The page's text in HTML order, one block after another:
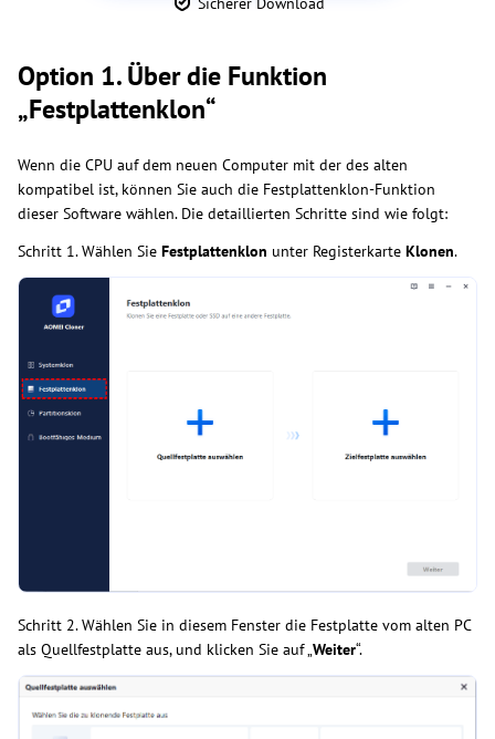
Option 1. Über die Funktion
„Festplattenklon“
Wenn die CPU auf dem neuen Computer mit der des alten
kompatibel ist, können Sie auch die Festplattenklon-Funktion
dieser Software wählen. Die detaillierten Schritte sind wie folgt:
Schritt 1. Wählen Sie Festplattenklon unter Registerkarte Klonen.
Schritt 2. Wählen Sie in diesem Fenster die Festplatte vom alten PC
als Quellfestplatte aus, und klicken Sie auf „Weiter“.